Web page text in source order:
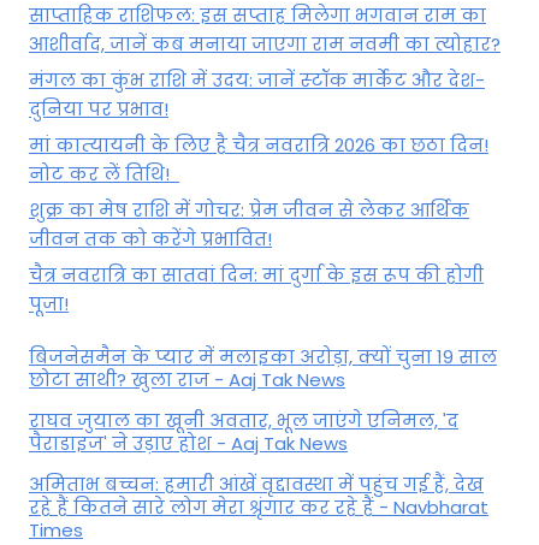
साप्ताहिक राशिफल: इस सप्ताह मिलेगा भगवान राम का
आशीर्वाद, जानें कब मनाया जाएगा राम नवमी का त्योहार?
मंगल का कुंभ राशि में उदय: जानें स्‍टॉक मार्केट और देश-
दुनिया पर प्रभाव!
मां कात्‍यायनी के लिए है चैत्र नवरात्रि 2026 का छठा दिन!
नोट कर लें तिथि!
शुक्र का मेष राशि में गोचर: प्रेम जीवन से लेकर आर्थिक
जीवन तक को करेंगे प्रभावित!
चैत्र नवरात्रि का सातवां दिन: मां दुर्गा के इस रूप की होगी
पूजा!
बिजनेसमैन के प्यार में मलाइका अरोड़ा, क्यों चुना 19 साल
छोटा साथी? खुला राज - Aaj Tak News
राघव जुयाल का खूनी अवतार, भूल जाएंगे एनिमल, 'द
पैराडाइज' ने उड़ाए होश - Aaj Tak News
अमिताभ बच्चन: हमारी आंखें वृद्दावस्था में पहुंच गई हैं, देख
रहे हैं कितने सारे लोग मेरा श्रृंगार कर रहे हैं - Navbharat
Times